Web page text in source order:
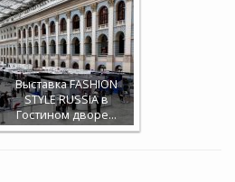
Выставка FASHION
STYLE RUSSIA в
Гостином дворе…